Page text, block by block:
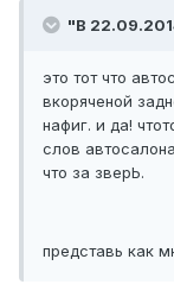
"В
это тот что
вкоряченой
нафиг. и да!
слов
что за зверЬ.
представь как